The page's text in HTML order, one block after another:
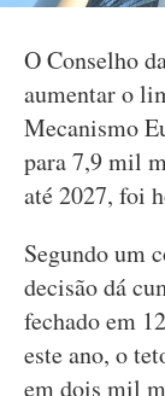
O Conselho
aumentar o
Mecanismo
para 7,9 mil
até 2027, foi
Segundo um
decisão dá
fechado em
este ano, o
em dois mil